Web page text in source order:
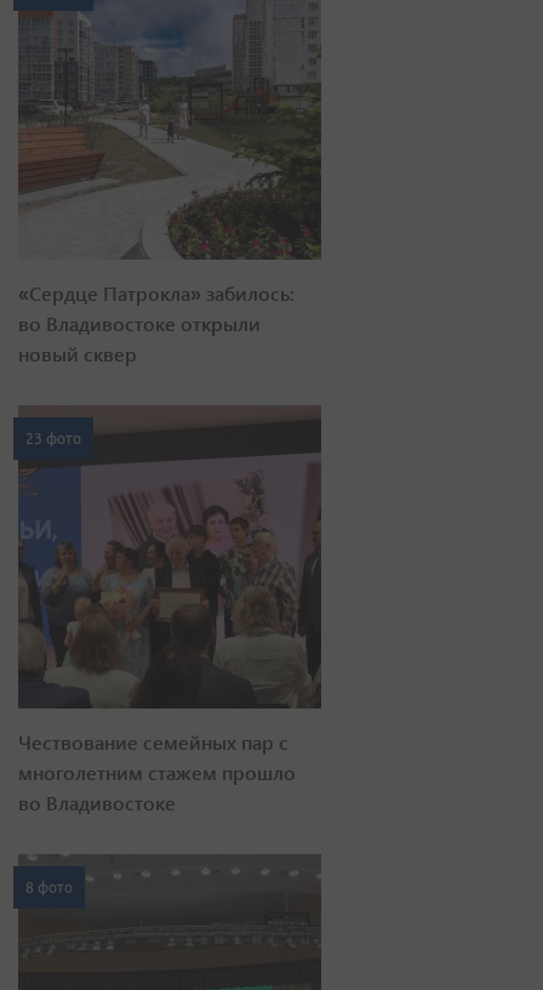
«Сердце Патрокла» забилось:
во Владивостоке открыли
новый сквер
23 фото
Чествование семейных пар с
многолетним стажем прошло
во Владивостоке
8 фото